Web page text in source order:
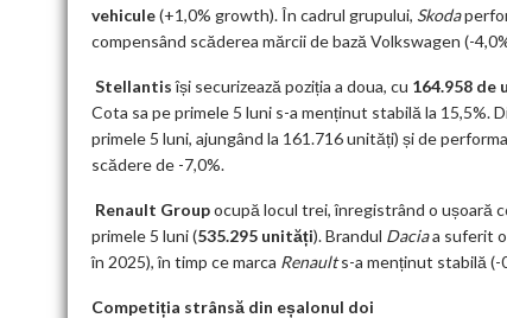
vehicule(+1,0% growth). În cadrul grupului, Skoda
compensând scăderea mărcii de bază Volkswagen (-
Stellantisîși securizează poziția a doua, cu 164.958 de
Cota sa pe primele 5 luni s-a menținut stabilă la
primele 5 luni, ajungând la 161.716 unități) și de
scădere de -7,0%.
Renault Groupocupă locul trei, înregistrând o ușoară
primele 5 luni (535.295 unități). Brandul Daciaa suferit o
în 2025), în timp ce marca Renaults-a menținut stabilă (-
Competiția strânsă din eșalonul doi